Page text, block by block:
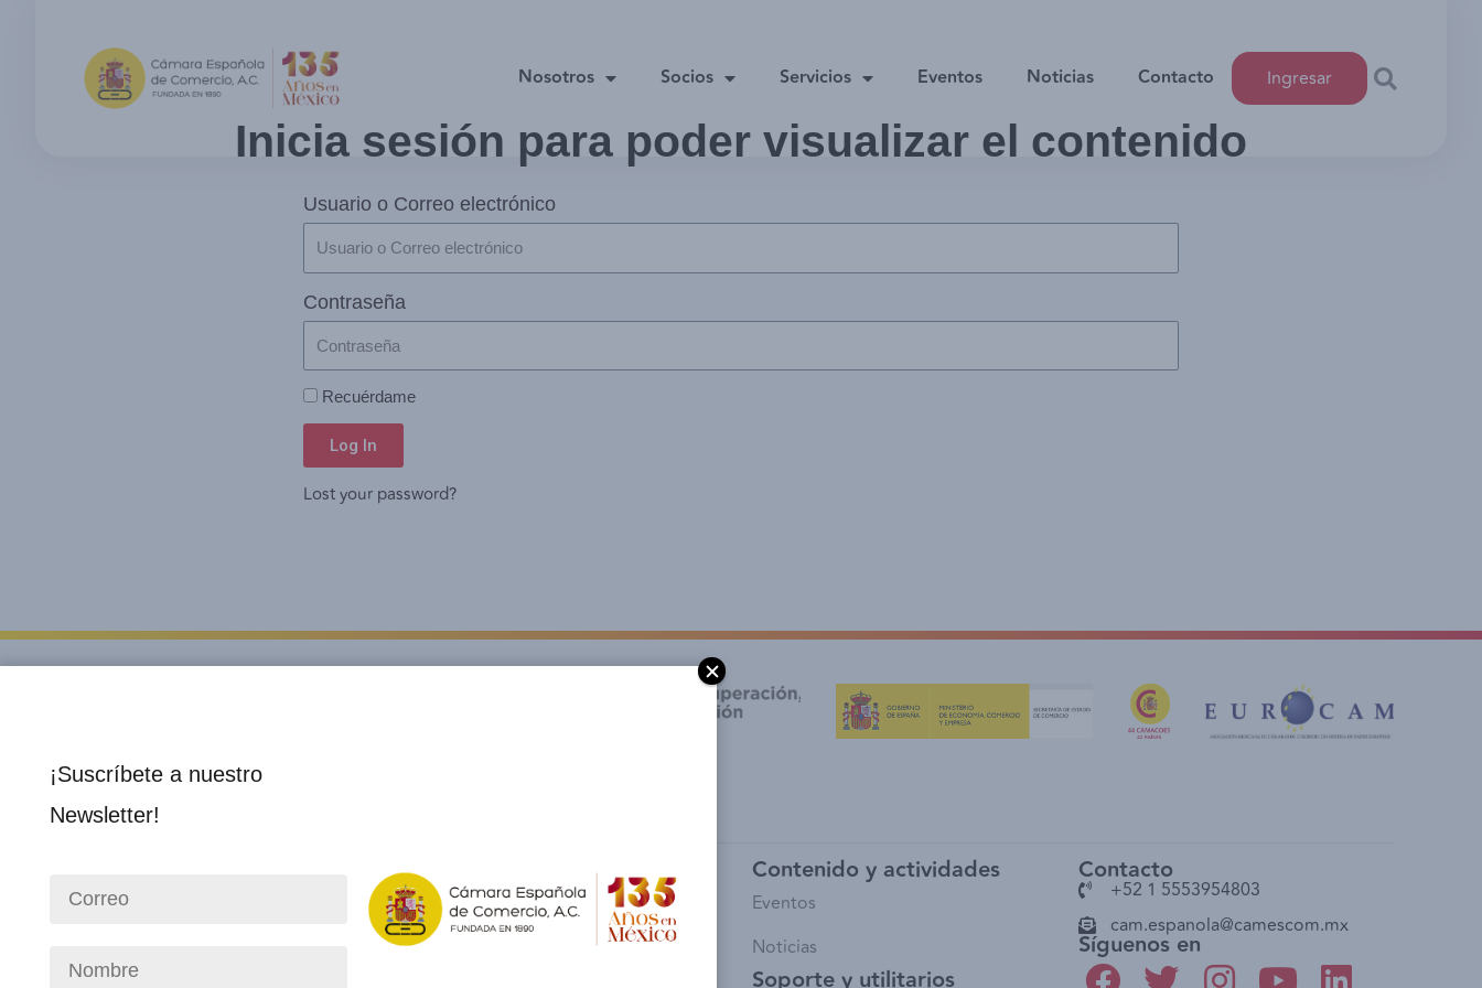
Nosotros Socios Servicios Eventos Noticias Contacto Ingresar
Inicia sesión para poder visualizar el contenido
Usuario o Correo electrónico
Contraseña
Recuérdame
Log In
Lost your password?
Nosotros
Socios y afiliación
Directorio de Socios
Membresía
Contenido y actividades
Eventos
Noticias
Soporte y utilitarios
Contacto
+52 1 5553954803
cam.espanola@camescom.mx
Síguenos en
¡Suscríbete a nuestro
Newsletter!